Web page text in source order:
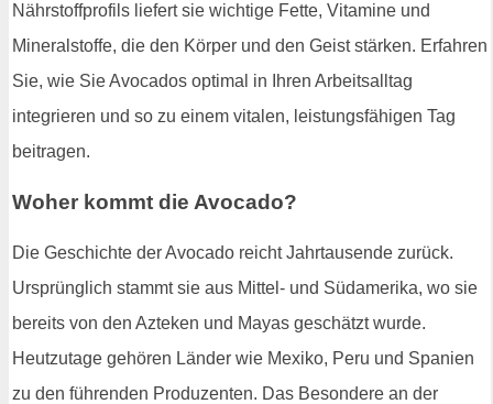
Nährstoffprofils liefert sie wichtige Fette, Vitamine und
Mineralstoffe, die den Körper und den Geist stärken. Erfahren
Sie, wie Sie Avocados optimal in Ihren Arbeitsalltag
integrieren und so zu einem vitalen, leistungsfähigen Tag
beitragen.
Woher kommt die Avocado?
Die Geschichte der Avocado reicht Jahrtausende zurück.
Ursprünglich stammt sie aus Mittel- und Südamerika, wo sie
bereits von den Azteken und Mayas geschätzt wurde.
Heutzutage gehören Länder wie Mexiko, Peru und Spanien
zu den führenden Produzenten. Das Besondere an der